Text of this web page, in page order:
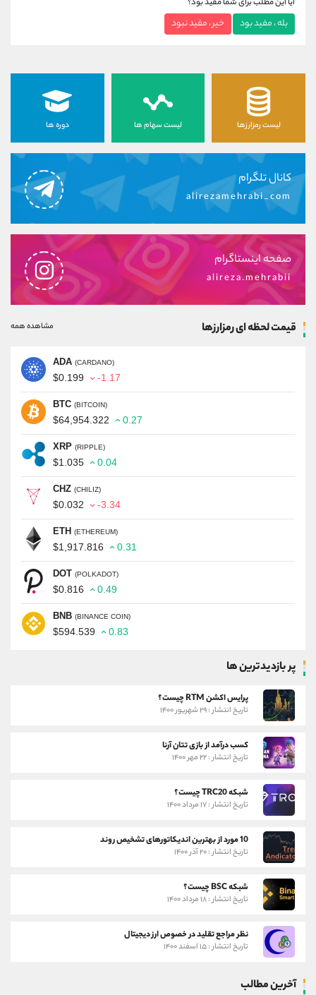
بله ، مفید بود خیر ، مفید نبود
لیست رمزارزها لیست سهام ها دوره ها
کانال تلگرام
alirezamehrabi_com
صفحه اینستاگرام
alireza.mehrabii
قیمت لحظه ای رمزارزها مشاهده همه
ADA (CARDANO)
$0.199 -1.17
BTC (BITCOIN)
$64,954.322 0.27
XRP (RIPPLE)
$1.035 0.04
CHZ (CHILIZ)
$0.032 -3.34
ETH (ETHEREUM)
$1,917.816 0.31
DOT (POLKADOT)
$0.816 0.49
BNB (BINANCE COIN)
$594.539 0.83
پر بازدیدترین ها
پرایس اکشن RTM چیست؟
تاریخ انتشار : ۲۹ شهریور ۱۴۰۰
کسب درآمد از بازی تتان آرنا
تاریخ انتشار : ۲۲ مهر ۱۴۰۰
شبکه TRC20 چیست؟
تاریخ انتشار : ۱۷ مرداد ۱۴۰۰
10 مورد از بهترین اندیکاتورهای تشخیص روند
تاریخ انتشار : ۲۰ آذر ۱۴۰۰
شبکه BSC چیست؟
تاریخ انتشار : ۱۸ مرداد ۱۴۰۰
نظر مراجع تقلید در خصوص ارز دیجیتال
تاریخ انتشار : ۱۵ اسفند ۱۴۰۰
آخرین مطالب